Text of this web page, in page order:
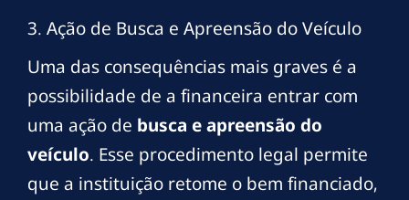
3. Ação de Busca e Apreensão do Veículo
Uma das consequências mais graves é a
possibilidade de a financeira entrar com
uma ação de busca e apreensão do
veículo. Esse procedimento legal permite
que a instituição retome o bem financiado,